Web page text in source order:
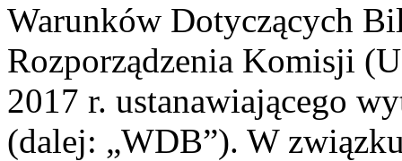
Warunków Dotyczących
Rozporządzenia Komisji
2017 r. ustanawiającego
(dalej: „WDB”). W